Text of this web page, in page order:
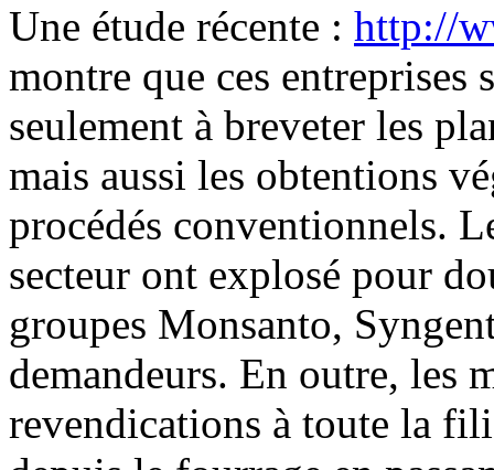
Une étude récente : http://
montre que ces entreprises
seulement à breveter les
mais aussi les obtentions
procédés conventionnels.
secteur ont explosé pour
groupes Monsanto,
demandeurs. En outre, les
revendications à toute la